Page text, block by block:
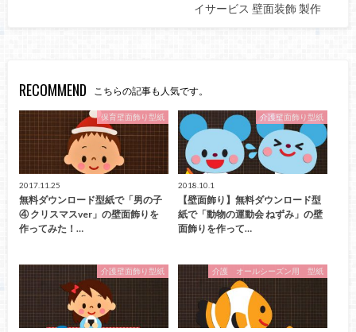
イサービス 壁面装飾 製作
RECOMMEND こちらの記事も人気です。
保育壁面飾り型紙
2017.11.25
無料ダウンロード型紙で「男の子
④ クリスマスver」の壁面飾りを
作ってみた！…
介護壁面飾り型紙
2018.10.1
【壁面飾り】無料ダウンロード型
紙で「動物の運動会 ねずみ」の壁
面飾りを作って…
介護壁面飾り型紙 介護 オールシーズン用 型紙